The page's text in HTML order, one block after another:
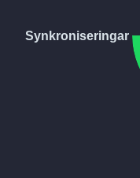
Synkroniseringar